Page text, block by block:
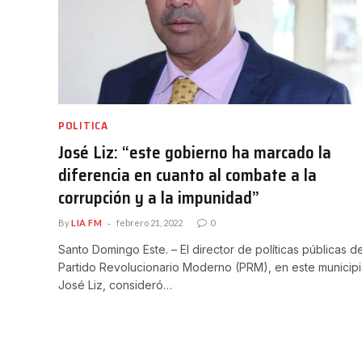
POLITICA
José Liz: “este gobierno ha marcado la
diferencia en cuanto al combate a la
corrupción y a la impunidad”
ByLIA FM febrero 21, 2022 0
Santo Domingo Este. – El director de políticas públicas
Partido Revolucionario Moderno (PRM), en este
José Liz, consideró…